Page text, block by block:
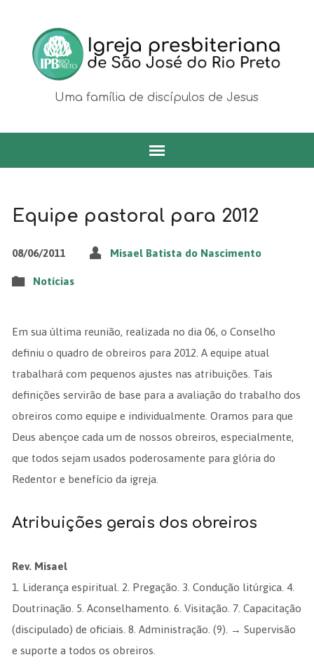
Uma família de discípulos de Jesus
Equipe pastoral para 2012
08/06/2011 Misael Batista do Nascimento
Notícias
Em sua última reunião, realizada no dia 06, o Conselho
definiu o quadro de obreiros para 2012. A equipe atual
trabalhará com pequenos ajustes nas atribuições. Tais
definições servirão de base para a avaliação do trabalho dos
obreiros como equipe e individualmente. Oramos para que
Deus abençoe cada um de nossos obreiros, especialmente,
que todos sejam usados poderosamente para glória do
Redentor e benefício da igreja.
Atribuições gerais dos obreiros
Rev. Misael
1. Liderança espiritual. 2. Pregação. 3. Condução litúrgica. 4.
Doutrinação. 5. Aconselhamento. 6. Visitação. 7. Capacitação
(discipulado) de oficiais. 8. Administração. (9). → Supervisão
e suporte a todos os obreiros.